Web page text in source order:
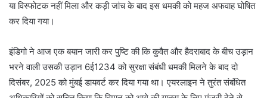
या विस्फोटक नहीं मिला और कड़ी जांच के बाद इस धमकी को महज अफवाह घोषित
कर दिया गया।
इंडिगो ने आज एक बयान जारी कर पुष्टि की कि कुवैत और हैदराबाद के बीच उड़ान
भरने वाली उसकी उड़ान 6ई1234 को सुरक्षा संबंधी धमकी मिलने के बाद दो
दिसंबर, 2025 को मुंबई डायवर्ट कर दिया गया था। एयरलाइन ने तुरंत संबंधित